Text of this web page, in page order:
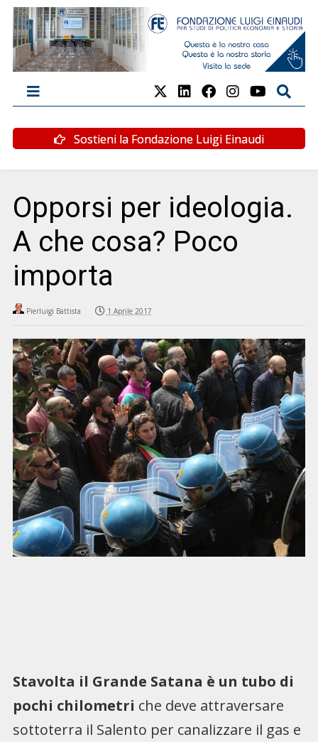
Sostieni la Fondazione Luigi Einaudi
Opporsi per ideologia.
A che cosa? Poco
importa
Pierluigi Battista 1 Aprile 2017
Stavolta il Grande Satana è un tubo di
pochi chilometri che deve attraversare
sottoterra il Salento per canalizzare il gas e